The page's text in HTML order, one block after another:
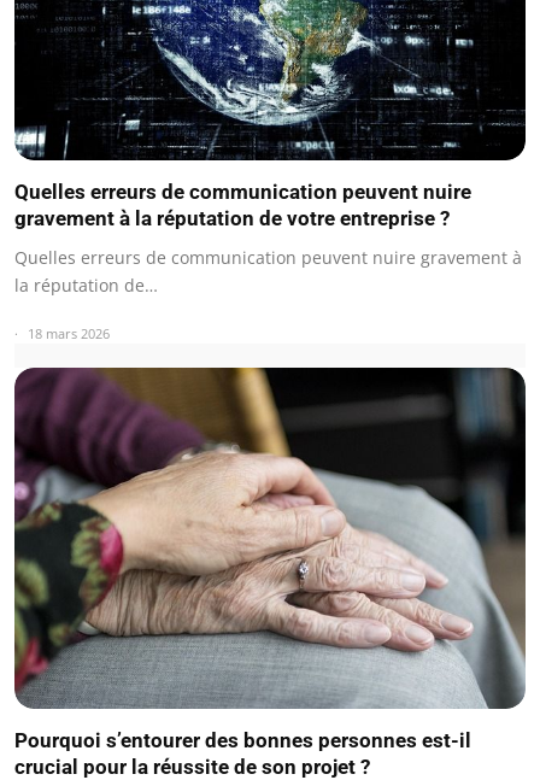
Quelles erreurs de communication peuvent nuire
gravement à la réputation de votre entreprise ?
Quelles erreurs de communication peuvent nuire gravement à
la réputation de…
18 mars 2026
Pourquoi s’entourer des bonnes personnes est-il
crucial pour la réussite de son projet ?